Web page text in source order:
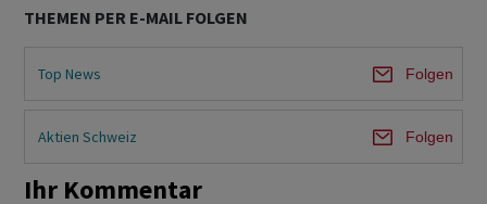
THEMEN PER E-MAIL FOLGEN
Top News Folgen
Aktien Schweiz Folgen
Ihr Kommentar